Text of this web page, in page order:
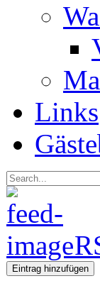
Links
Eintrag hinzufügen